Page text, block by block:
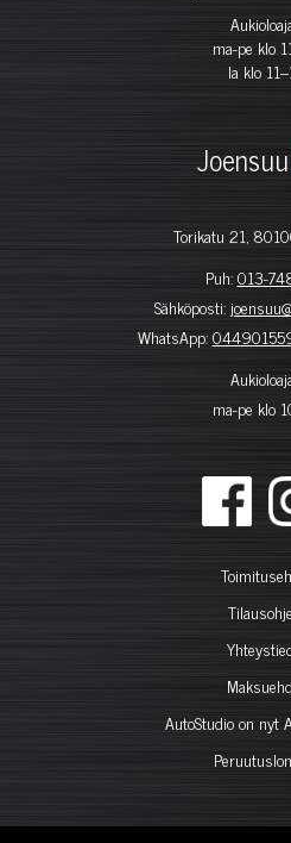
ma-pe klo
la klo
Joensuu
Torikatu 21,
Puh:013-
Sähköposti:
WhatsApp:
ma-pe klo
AutoStudio on nyt